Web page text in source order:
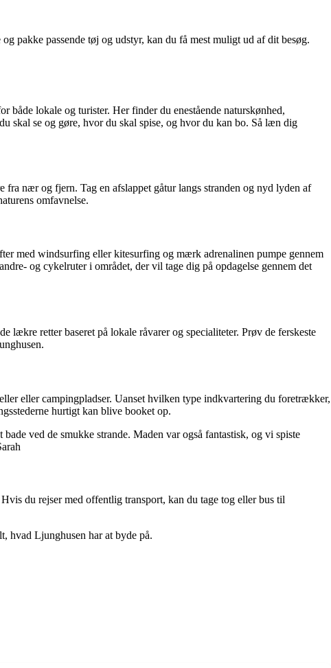
pakke passende tøj og udstyr, kan du få mest muligt ud af dit besøg.
både lokale og turister. Her finder du enestående naturskønhed,
skal se og gøre, hvor du skal spise, og hvor du kan bo. Så læn dig
nær og fjern. Tag en afslappet gåtur langs stranden og nyd lyden af
omfavnelse.
med windsurfing eller kitesurfing og mærk adrenalinen pumpe gennem
og cykelruter i området, der vil tage dig på opdagelse gennem det
lækre retter baseret på lokale råvarer og specialiteter. Prøv de ferskeste
eller campingpladser. Uanset hvilken type indkvartering du foretrækker,
hurtigt kan blive booket op.
ved de smukke strande. Maden var også fantastisk, og vi spiste
du rejser med offentlig transport, kan du tage tog eller bus til
hvad Ljunghusen har at byde på.